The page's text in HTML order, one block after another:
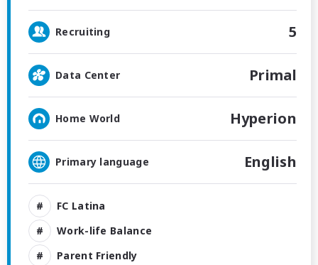
Recruiting 5
Data Center Primal
Home World Hyperion
Primary language English
FC Latina
Work-life Balance
Parent Friendly